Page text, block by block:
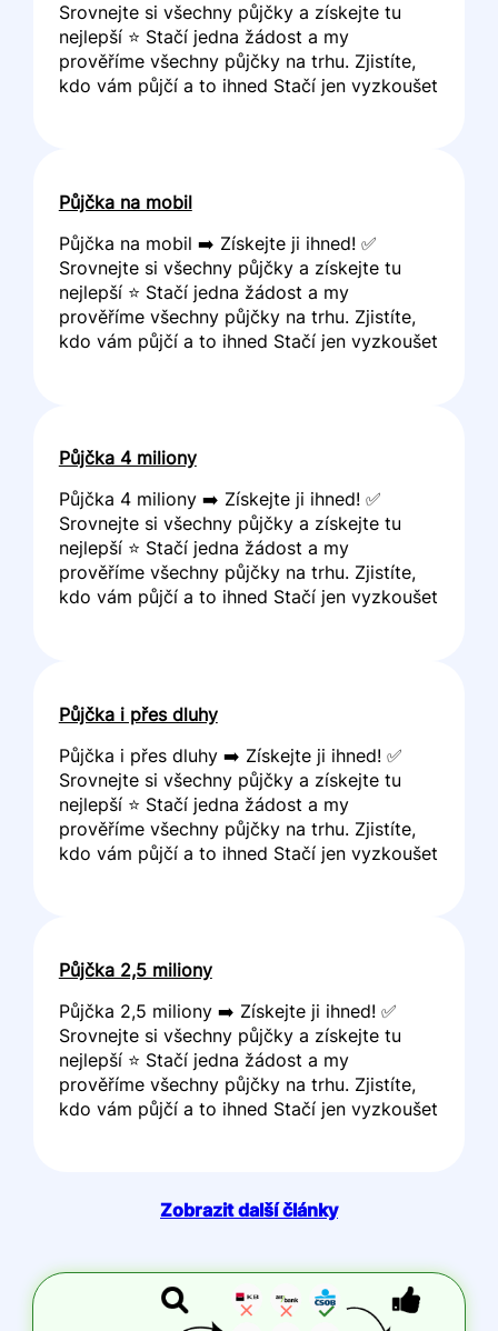
Srovnejte si všechny půjčky a získejte tu
nejlepší ⭐ Stačí jedna žádost a my
prověříme všechny půjčky na trhu. Zjistíte,
kdo vám půjčí a to ihned Stačí jen vyzkoušet
Půjčka na mobil
Půjčka na mobil ➡️ Získejte ji ihned! ✅
Srovnejte si všechny půjčky a získejte tu
nejlepší ⭐ Stačí jedna žádost a my
prověříme všechny půjčky na trhu. Zjistíte,
kdo vám půjčí a to ihned Stačí jen vyzkoušet
Půjčka 4 miliony
Půjčka 4 miliony ➡️ Získejte ji ihned! ✅
Srovnejte si všechny půjčky a získejte tu
nejlepší ⭐ Stačí jedna žádost a my
prověříme všechny půjčky na trhu. Zjistíte,
kdo vám půjčí a to ihned Stačí jen vyzkoušet
Půjčka i přes dluhy
Půjčka i přes dluhy ➡️ Získejte ji ihned! ✅
Srovnejte si všechny půjčky a získejte tu
nejlepší ⭐ Stačí jedna žádost a my
prověříme všechny půjčky na trhu. Zjistíte,
kdo vám půjčí a to ihned Stačí jen vyzkoušet
Půjčka 2,5 miliony
Půjčka 2,5 miliony ➡️ Získejte ji ihned! ✅
Srovnejte si všechny půjčky a získejte tu
nejlepší ⭐ Stačí jedna žádost a my
prověříme všechny půjčky na trhu. Zjistíte,
kdo vám půjčí a to ihned Stačí jen vyzkoušet
Zobrazit další články